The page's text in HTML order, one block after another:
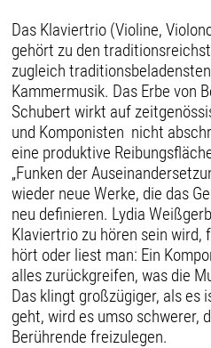
Das Klaviertrio (Violine,
gehört zu den
zugleich
Kammermusik. Das Erbe von
Schubert wirkt auf
und Komponisten nicht
eine produktive
„Funken der
wieder neue Werke, die das
neu definieren. Lydia
Klaviertrio zu hören sein wird,
hört oder liest man: Ein
alles zurückgreifen, was die
Das klingt großzügiger, als es
geht, wird es umso schwerer,
Berührende freizulegen.